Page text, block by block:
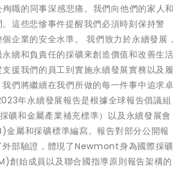
職的同事深感悲痛。我們向他們的家人和
這些悲慘事件提醒我們必須時刻保持警
企業的安全水準。 我們致力於永續發展，
續和負責任的採礦來創造價值和改善生活
援我們的員工到實施永續發展實務以及履
們將繼續在我們所做的每一件事中追求卓
年永續發展報告是根據全球報告倡議組
礦和金屬產業補充標準）以及永續發展會
金屬和採礦標準編寫。報告對部分公開報
外部驗證，體現了Newmont身為國際採礦
創始成員以及聯合國指導原則報告架構的